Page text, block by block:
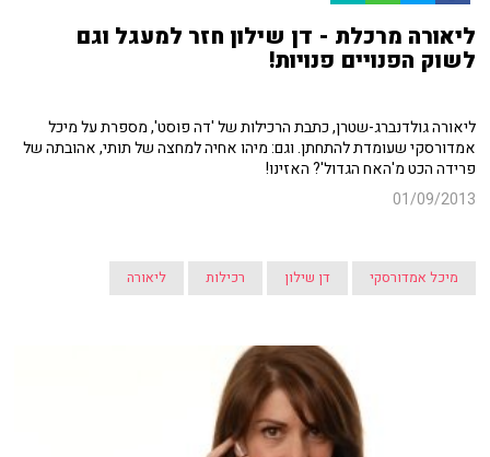
ליאורה מרכלת - דן שילון חזר למעגל וגם
לשוק הפנויים פנויות!
ליאורה גולדנברג-שטרן, כתבת הרכילות של 'דה פוסט', מספרת על מיכל
אמדורסקי שעומדת להתחתן. וגם: מיהו אחיה למחצה של תותי, אהובתה של
פרידה הכט מ'האח הגדול'? האזינו!
01/09/2013
מיכל אמדורסקי דן שילון רכילות ליאורה